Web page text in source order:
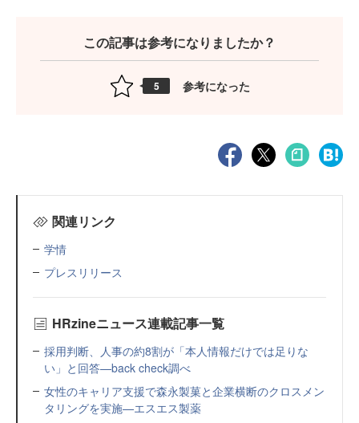
この記事は参考になりましたか？
5 参考になった
関連リンク
学情
プレスリリース
HRzineニュース連載記事一覧
採用判断、人事の約8割が「本人情報だけでは足りな
い」と回答—back check調べ
女性のキャリア支援で森永製菓と企業横断のクロスメン
タリングを実施—エスエス製薬